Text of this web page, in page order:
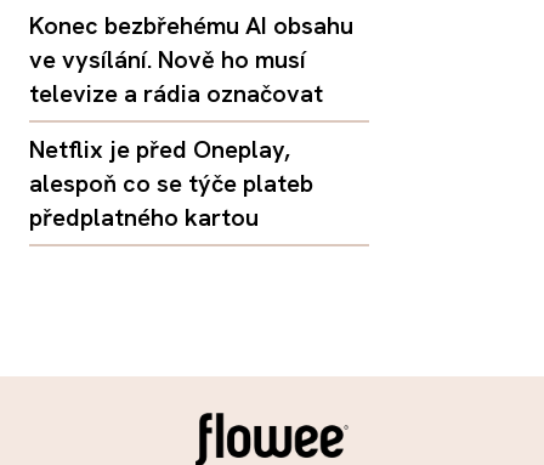
Konec bezbřehému AI obsahu
ve vysílání. Nově ho musí
televize a rádia označovat
Netflix je před Oneplay,
alespoň co se týče plateb
předplatného kartou